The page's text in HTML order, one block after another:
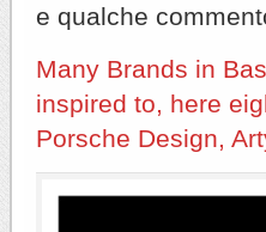
e qualche
Many Brands in
inspired to, here
Porsche Design,